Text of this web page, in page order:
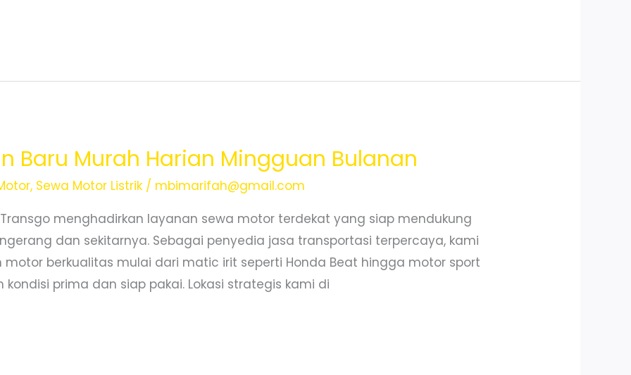
Baru Murah Harian Mingguan Bulanan
, Sewa Motor Listrik / mbimarifah@gmail.com
menghadirkan layanan sewa motor terdekat yang siap mendukung
dan sekitarnya. Sebagai penyedia jasa transportasi terpercaya, kami
berkualitas mulai dari matic irit seperti Honda Beat hingga motor sport
prima dan siap pakai. Lokasi strategis kami di